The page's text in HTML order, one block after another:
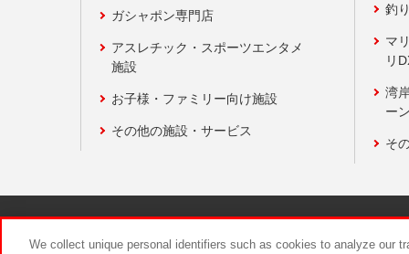
ガシャポン専門店
アスレチック・スポーツエンタメ
施設
お子様・ファミリー向け施設
その他の施設・サービス
釣
マ
リ
湾
ー
そ
We collect unique personal identifiers such as cookies to analyze our